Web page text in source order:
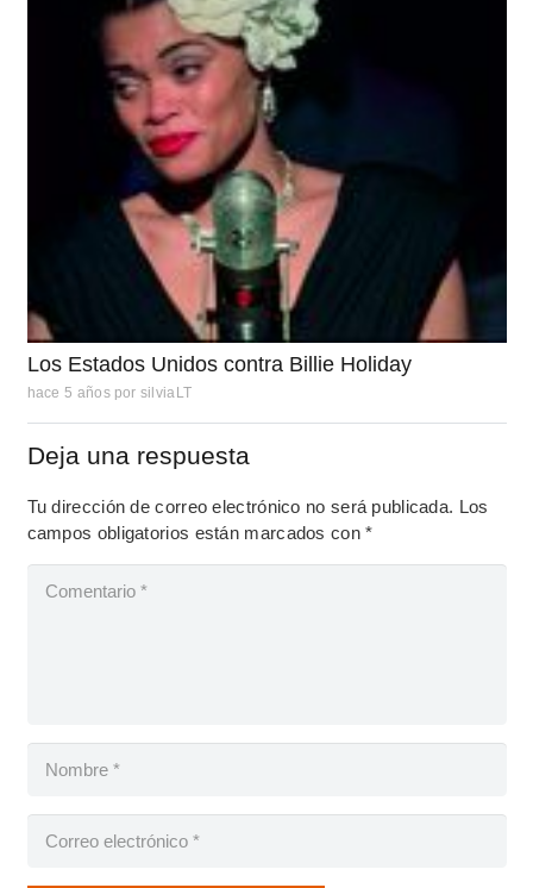
Los Estados Unidos contra Billie Holiday
hace 5 años por silviaLT
Deja una respuesta
Tu dirección de correo electrónico no será publicada. Los
campos obligatorios están marcados con*